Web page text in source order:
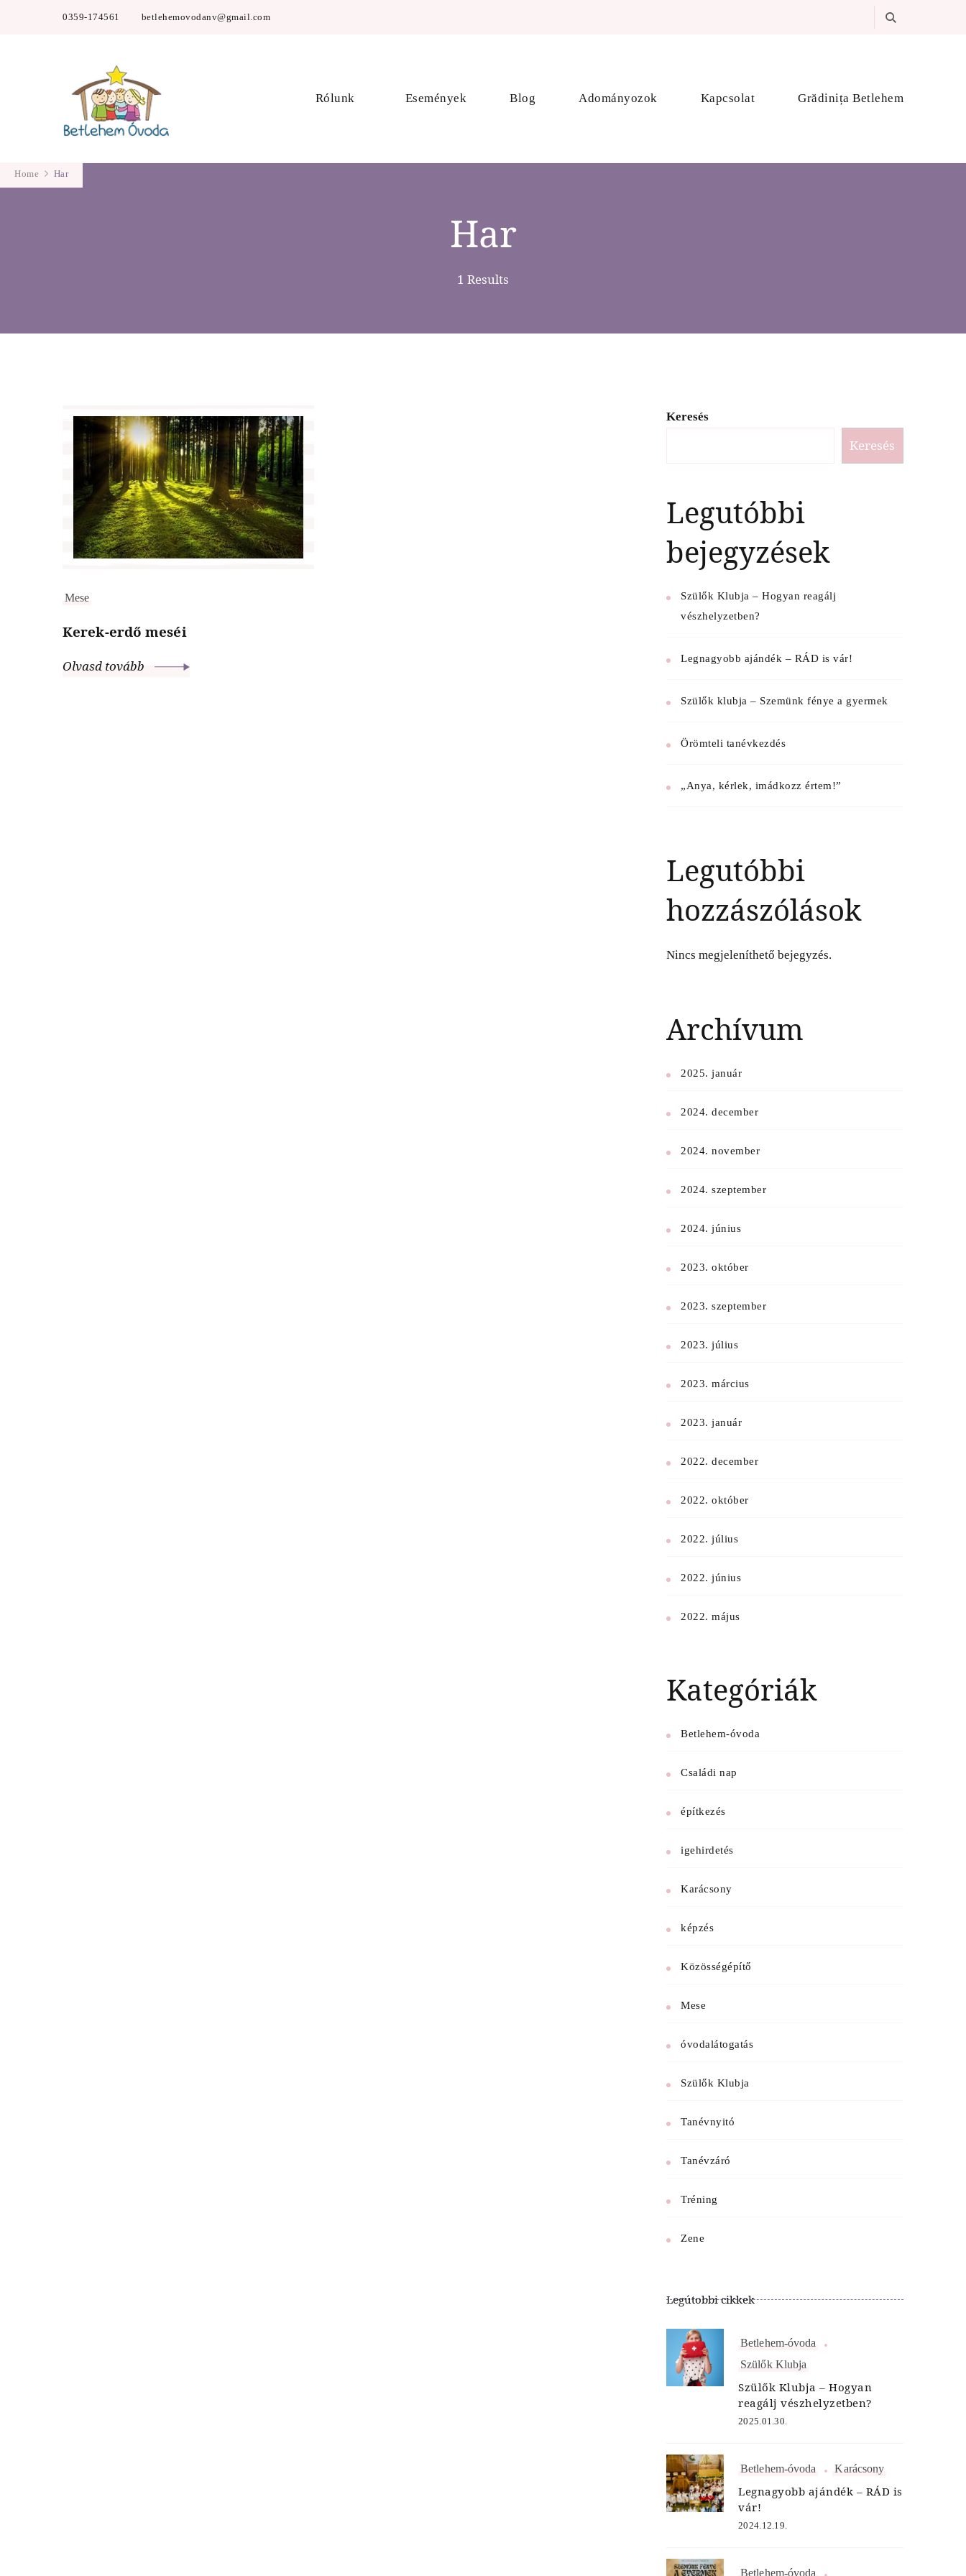
0359-174561 betlehemovodanv@gmail.com
Rólunk Események Blog Adományozok Kapcsolat Grădinița Betlehem
Home Har
Har
1 Results
Mese
Kerek-erdő meséi
Olvasd tovább
Keresés
Keresés
Legutóbbi
bejegyzések
Szülők Klubja – Hogyan reagálj
vészhelyzetben?
Legnagyobb ajándék – RÁD is vár!
Szülők klubja – Szemünk fénye a gyermek
Örömteli tanévkezdés
„Anya, kérlek, imádkozz értem!”
Legutóbbi
hozzászólások
Nincs megjeleníthető bejegyzés.
Archívum
2025. január
2024. december
2024. november
2024. szeptember
2024. június
2023. október
2023. szeptember
2023. július
2023. március
2023. január
2022. december
2022. október
2022. július
2022. június
2022. május
Kategóriák
Betlehem-óvoda
Családi nap
építkezés
igehirdetés
Karácsony
képzés
Közösségépítő
Mese
óvodalátogatás
Szülők Klubja
Tanévnyitó
Tanévzáró
Tréning
Zene
Legútobbi cikkek
Betlehem-óvoda
Szülők Klubja
Szülők Klubja – Hogyan
reagálj vészhelyzetben?
2025.01.30.
Betlehem-óvoda Karácsony
Legnagyobb ajándék – RÁD is
vár!
2024.12.19.
Betlehem-óvoda